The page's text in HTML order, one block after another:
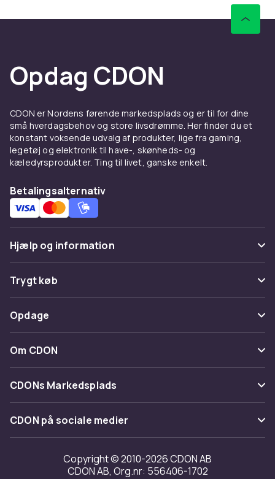
Opdag CDON
CDON er Nordens førende markedsplads og er til for dine
små hverdagsbehov og store livsdrømme. Her finder du et
konstant voksende udvalg af produkter, lige fra gaming,
legetøj og elektronik til have-, skønheds- og
kæledyrsprodukter. Ting til livet, ganske enkelt.
Betalingsalternativ
Hjælp og information
Ofte stillede spørgsmål
Spor pakke
Fortryd & returner her
Kontakt os
Trygt køb
Betaling
Levering
Tilbagekaldelser
Opdage
Kategorier
Maerke
Om CDON
Om os
Kundeanmeldelser
Arbejd på CDON
Investor relations
CDONs Markedsplads
Merchant Help Center
CDON på sociale medier
Copyright © 2010-2026 CDON AB
CDON AB, Org.nr: 556406-1702